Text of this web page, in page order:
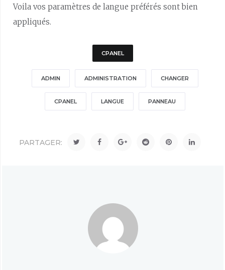
Voila vos paramètres de langue préférés sont bien
appliqués.
CPANEL
ADMIN ADMINISTRATION CHANGER
CPANEL LANGUE PANNEAU
PARTAGER: